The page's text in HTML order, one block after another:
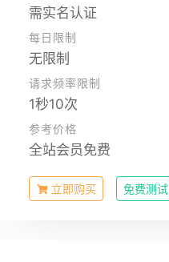
需实名认证
每日限制
无限制
请求频率限制
1秒10次
参考价格
全站会员免费
立即购买 免费测试